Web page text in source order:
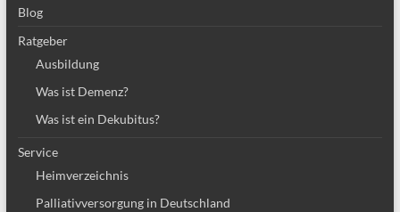
Blog
Ratgeber
Ausbildung
Was ist Demenz?
Was ist ein Dekubitus?
Service
Heimverzeichnis
Palliativversorgung in Deutschland